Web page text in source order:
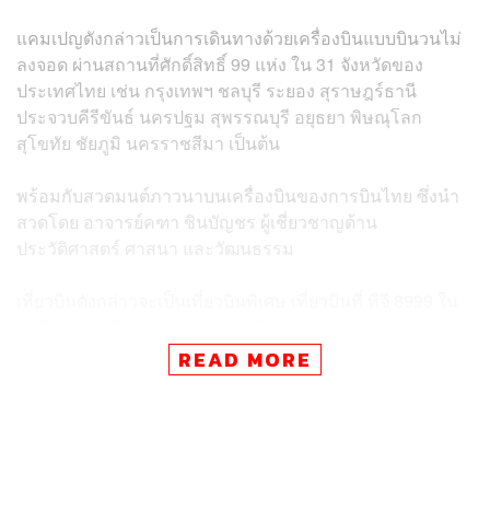
แคมเปญดังกล่าวเป็นการเดินทางด้วยเครื่องบินแบบบินวนไม่
ลงจอด ผ่านสถานที่ศักดิ์สิทธิ์ 99 แห่ง ใน 31 จังหวัดของ
ประเทศไทย เช่น กรุงเทพฯ ชลบุรี ระยอง สุราษฎร์ธานี
ประจวบคีรีขันธ์ นครปฐม สุพรรณบุรี อยุธยา พิษณุโลก
สุโขทัย ชัยภูมิ นครราชสีมา เป็นต้น
พร้อมกับสวดมนต์ภาวนาบนเครื่องบินของการบินไทย ซึ่งนำ
สวดโดย อาจารย์คฑา ชินบัญชร ผู้เชี่ยวชาญด้าน
ประวัติศาสตร์ ศาสนา และวัฒนธรรม
สุวรรณภูมิ เวลา 13.30 น. และบินกลับมายังท่าอากาศยาน
สุวรรณภูมิ เวลา 16.30 น. ในวันเดียวกัน โดยใช้เวลาบิน
READ MORE